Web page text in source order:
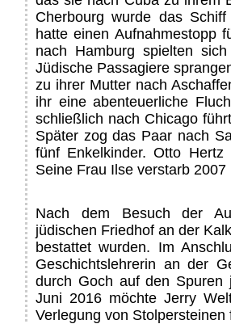
Cherbourg wurde das
hatte einen Aufnahmestopp
nach Hamburg spielten
Jüdische Passagiere
zu ihrer Mutter nach
ihr eine abenteuerliche
schließlich nach Chicago
Später zog das Paar nach
fünf Enkelkinder. Otto
Seine Frau Ilse verstarb
Nach dem Besuch der
jüdischen Friedhof an der
bestattet wurden. Im
Geschichtslehrerin an der
durch Goch auf den Spuren
Juni 2016 möchte Jerry
Verlegung von